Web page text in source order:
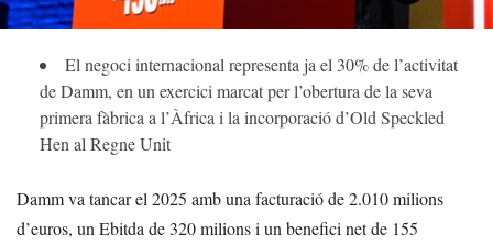
El negoci internacional representa ja el 30% de l’activitat
de Damm, en un exercici marcat per l’obertura de la seva
primera fàbrica a l’Àfrica i la incorporació d’Old Speckled
Hen al Regne Unit
Damm va tancar el 2025 amb una facturació de 2.010 milions
d’euros, un Ebitda de 320 milions i un benefici net de 155